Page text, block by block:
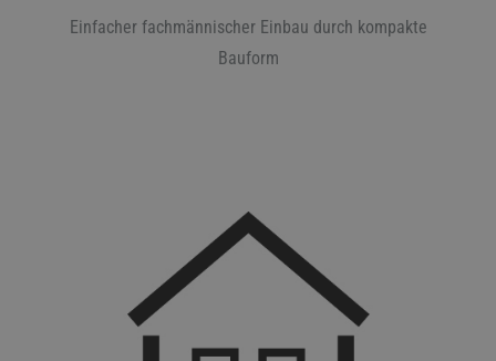
Einfacher fachmännischer Einbau durch kompakte
Bauform